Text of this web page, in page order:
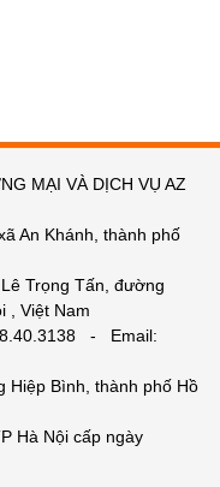
MẠI VÀ DỊCH VỤ AZ
An Khánh, thành phố
Trọng Tấn, đường
, Việt Nam
- Email:
Hiệp Bình, thành phố Hồ
Hà Nội cấp ngày